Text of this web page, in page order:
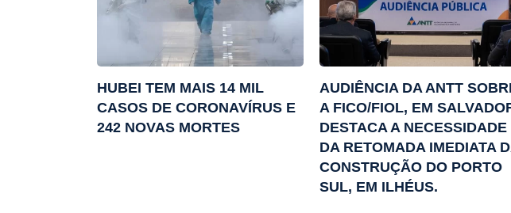
HUBEI TEM MAIS 14 MIL
CASOS DE CORONAVÍRUS E
242 NOVAS MORTES
AUDIÊNCIA DA ANTT
A FICO/FIOL, EM
DESTACA A NECESSIDADE
DA RETOMADA IMEDIATA
CONSTRUÇÃO DO PORTO
SUL, EM ILHÉUS.